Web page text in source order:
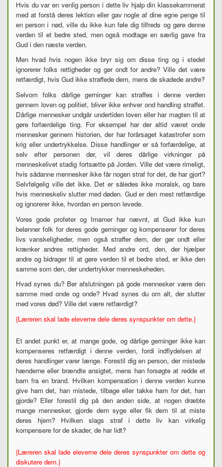
Hvis du var en venlig person i dette liv hjalp din klassekammerat
med at forstå deres lektion eller gav nogle af dine egne penge til
en person i nød, ville du ikke kun føle dig tilfreds og gøre denne
verden til et bedre sted, men også modtage en særlig gave fra
Gud i den næste verden.
Men hvad hvis nogen ikke bryr sig om disse ting og i stedet
ignorerer folks rettigheder og gør ondt for andre? Ville det være
retfærdigt, hvis Gud ikke straffede dem, mens de skadede andre?
Selvom folks dårlige gerninger kan straffes i denne verden
gennem loven og politiet, bliver ikke enhver ond handling straffet.
Dårlige mennesker undgår undertiden loven eller har magten til at
gøre forfærdelige ting. For eksempel har der altid været onde
mennesker gennem historien, der har forårsaget katastrofer som
krig eller undertrykkelse. Disse handlinger er så forfærdelige, at
selv efter personen dør, vil deres dårlige virkninger på
menneskelivet stadig fortsætte på Jorden. Ville det være rimeligt,
hvis sådanne mennesker ikke får nogen straf for det, de har gjort?
Selvfølgelig ville det ikke. Det er således ikke moralsk, og bare
hvis menneskeliv slutter med døden. Gud er den mest retfærdige
og ignorerer ikke, hvordan en person levede.
Vores gode profeter og Imamer har nævnt, at Gud ikke kun
belønner folk for deres gode gerninger og kompenserer for deres
livs vanskeligheder, men også straffer dem, der gør ondt eller
krænker andres rettigheder. Med andre ord, den, der hjælper
andre og bidrager til at gøre verden til et bedre sted, er ikke den
samme som den, der undertrykker menneskeheden.
Hvad synes du? Bør afslutningen på gode mennesker være den
samme med onde og onde? Hvad synes du om alt, der slutter
med vores død? Ville det være retfærdigt?
{Læreren skal lade eleverne dele deres synspunkter om dette.}
Et andet punkt er, at mange gode, og dårlige gerninger ikke kan
kompenseres retfærdigt i denne verden, fordi indflydelsen af
deres handlinger varer længe. Forestil dig en person, der mistede
hænderne eller brændte ansigtet, mens han forsøgte at redde et
barn fra en brand. Hvilken kompensation i denne verden kunne
give ham det, han mistede, tilbage eller takke ham for det, han
gjorde? Eller forestil dig på den anden side, at nogen dræbte
mange mennesker, gjorde dem syge eller fik dem til at miste
deres hjem? Hvilken slags straf i dette liv kan virkelig
kompensere for de skader, de har lidt?
{Læreren skal lade eleverne dele deres synspunkter om dette og
diskutere dem.}